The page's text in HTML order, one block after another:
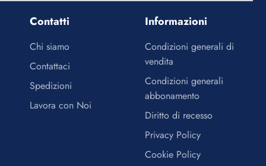
Contatti
Chi siamo
Contattaci
Spedizioni
Lavora con Noi
Informazioni
Condizioni generali di
vendita
Condizioni generali
abbonamento
Diritto di recesso
Privacy Policy
Cookie Policy